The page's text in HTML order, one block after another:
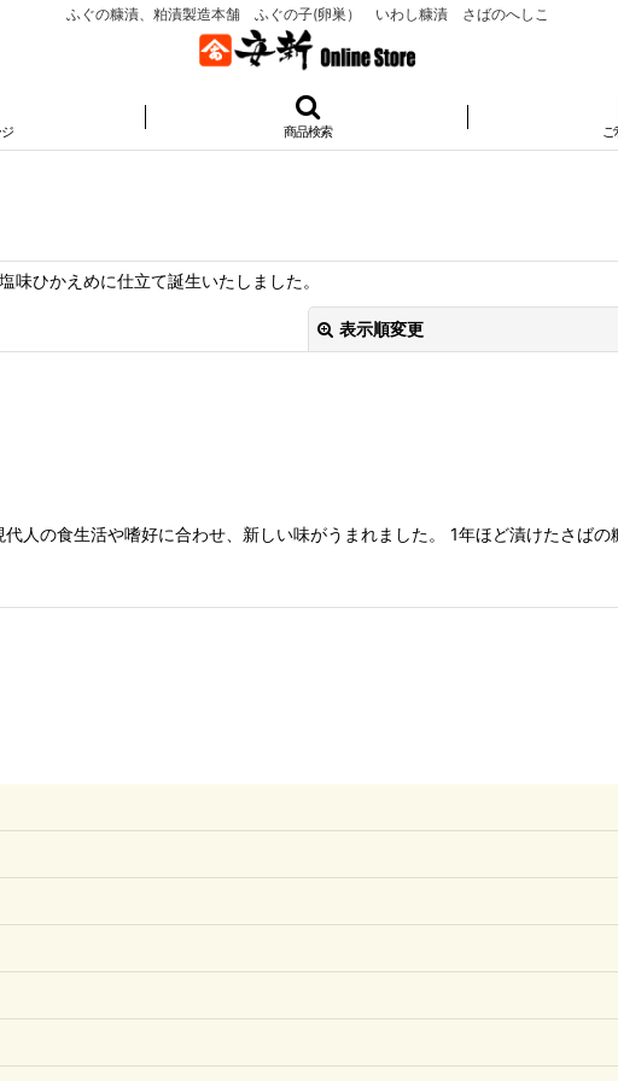
ふぐの糠漬、粕漬製造本舗 ふぐの子(卵巣） いわし糠漬 さばのへしこ
商品検索 ご
味ひかえめに仕立て誕生いたしました。
表示順変更
絞り込む
人の食生活や嗜好に合わせ、新しい味がうまれました。 1年ほど漬けたさば